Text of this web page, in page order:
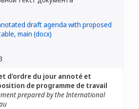
d'ordre du jour annoté et
de programme de travail
prepared by the International